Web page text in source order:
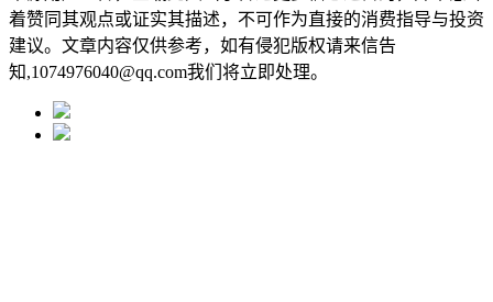
着赞同其观点或证实其描述，不可作为直接的消费指导与投资
建议。文章内容仅供参考，如有侵犯版权请来信告
知,1074976040@qq.com我们将立即处理。